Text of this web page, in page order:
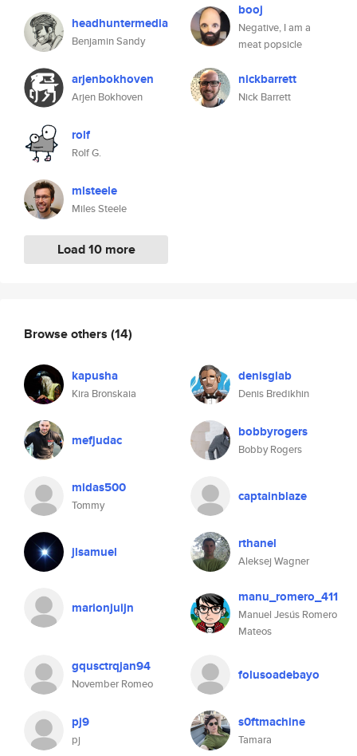
headhuntermedia
Benjamin Sandy
arjenbokhoven
Arjen Bokhoven
rolf
Rolf G.
mlsteele
Miles Steele
Load 10 more
booj
Negative, I am a
meat popsicle
nickbarrett
Nick Barrett
Browse others (14)
kapusha
Kira Bronskaia
denisglab
Denis Bredikhin
mefjudac bobbyrogers
Bobby Rogers
midas500
Tommy
captainblaze
jlsamuel rthanel
Aleksej Wagner
marionjuijn
manu_romero_411
Manuel Jesús Romero
Mateos
gqusctrqjan94
November Romeo
folusoadebayo
pj9
pj
s0ftmachine
Tamara